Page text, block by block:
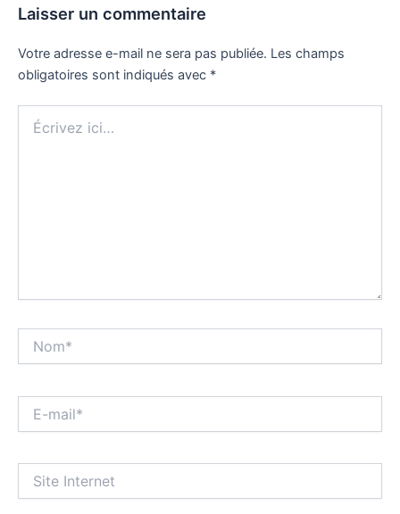
Laisser un commentaire
Votre adresse e-mail ne sera pas publiée. Les champs
obligatoires sont indiqués avec *
ici…
mail*
Internet